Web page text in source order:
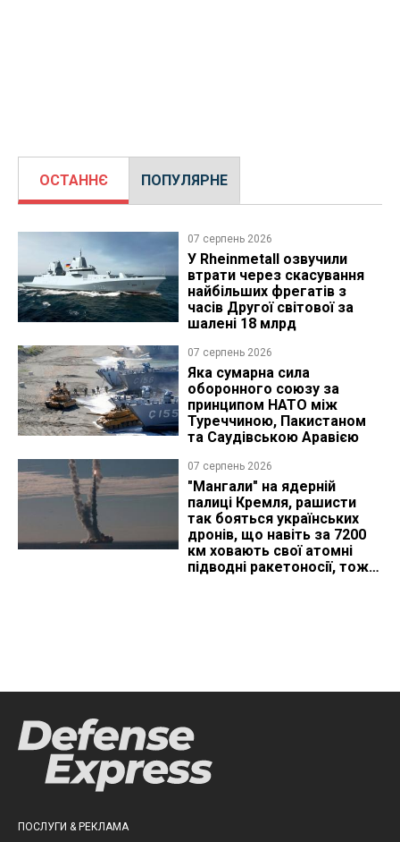
ОСТАННЄ ПОПУЛЯРНЕ
07 серпень 2026
У Rheinmetall озвучили
втрати через скасування
найбільших фрегатів з
часів Другої світової за
шалені 18 млрд
07 серпень 2026
Яка сумарна сила
оборонного союзу за
принципом НАТО між
Туреччиною, Пакистаном
та Саудівською Аравією
07 серпень 2026
"Мангали" на ядерній
палиці Кремля, рашисти
так бояться українських
дронів, що навіть за 7200
км ховають свої атомні
підводні ракетоносії, тож
ПОСЛУГИ & РЕКЛАМА